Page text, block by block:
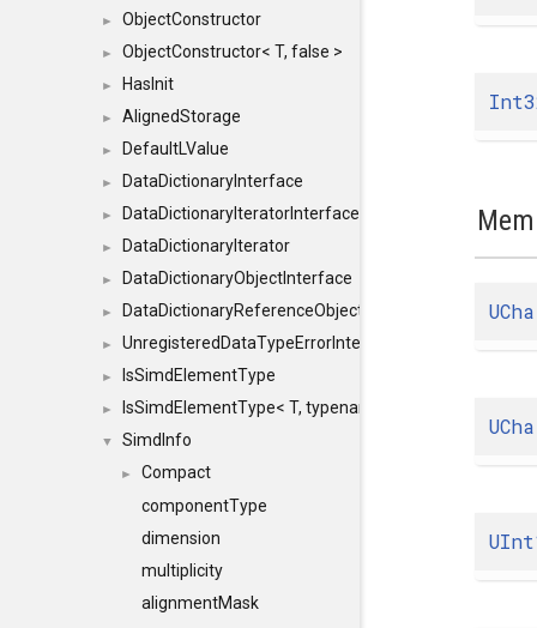
► ObjectConstructor
► ObjectConstructor< T, false >
► HasInit
► AlignedStorage
► DefaultLValue
► DataDictionaryInterface
► DataDictionaryIteratorInterface
► DataDictionaryIterator
► DataDictionaryObjectInterface
► DataDictionaryReferenceObjectInterface
► UnregisteredDataTypeErrorInterface
► IsSimdElementType
► IsSimdElementType< T, typename SFINAEHelper<
▼ SimdInfo
►
Compact
componentType
dimension
multiplicity
alignmentMask